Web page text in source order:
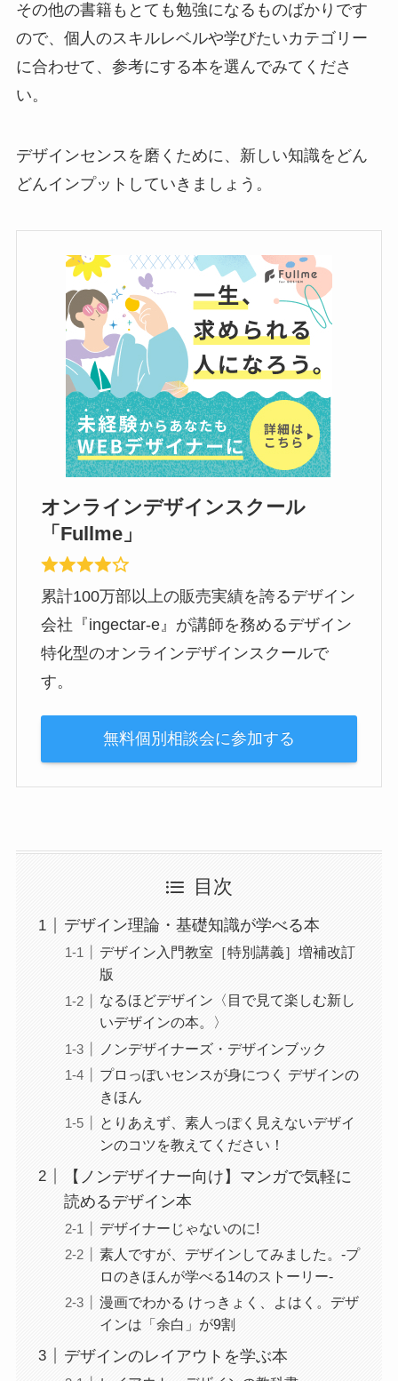
その他の書籍もとても勉強になるものばかりです
ので、個人のスキルレベルや学びたいカテゴリー
に合わせて、参考にする本を選んでみてくださ
い。
デザインセンスを磨くために、新しい知識をどん
どんインプットしていきましょう。
オンラインデザインスクール
「Fullme」
累計100万部以上の販売実績を誇るデザイン
会社『ingectar-e』が講師を務めるデザイン
特化型のオンラインデザインスクールで
す。
無料個別相談会に参加する
目次
デザイン理論・基礎知識が学べる本
デザイン入門教室［特別講義］増補改訂
版
なるほどデザイン〈目で見て楽しむ新し
いデザインの本。〉
ノンデザイナーズ・デザインブック
プロっぽいセンスが身につく デザインの
きほん
とりあえず、素人っぽく見えないデザイ
ンのコツを教えてください！
【ノンデザイナー向け】マンガで気軽に
読めるデザイン本
デザイナーじゃないのに!
素人ですが、デザインしてみました。-プ
ロのきほんが学べる14のストーリー-
漫画でわかる けっきょく、よはく。デザ
インは「余白」が9割
デザインのレイアウトを学ぶ本